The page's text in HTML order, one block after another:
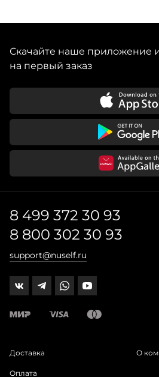
Скачайте наше приложение
на первый заказ
8 499 372 30 93
8 800 302 30 93
support@nuself.ru
Доставка
Оплата
О